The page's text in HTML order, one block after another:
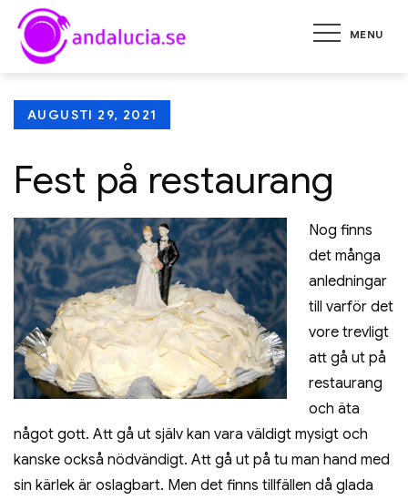
Skip
content
MENU
andalucia.se
Tips på restauranger och att
Posted
AUGUSTI 29, 2021
Fest på restaurang
Nog finns
det många
anledningar
till varför det
vore trevligt
att gå ut på
restaurang
och äta
något gott. Att gå ut själv kan vara väldigt mysigt och
kanske också nödvändigt. Att gå ut på tu man hand med
sin kärlek är oslagbart. Men det finns tillfällen då glada